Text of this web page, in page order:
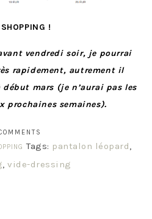
!
vendredi soir, je pourrai
rapidement, autrement il
mars (je n’aurai pas les
prochaines semaines).
Tags: pantalon léopard
,vide-dressing